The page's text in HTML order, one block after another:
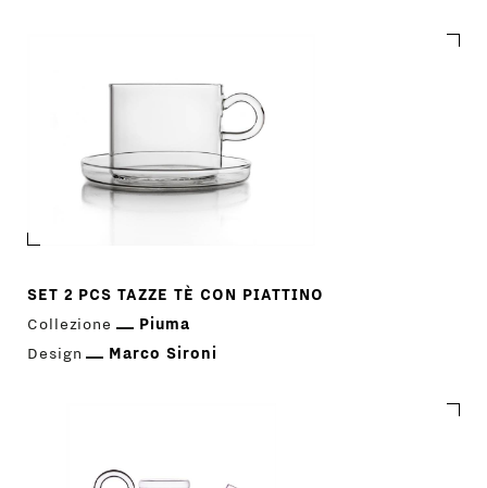
SET 2 PCS TAZZE TÈ CON PIATTINO
Collezione
Piuma
Design
Marco Sironi